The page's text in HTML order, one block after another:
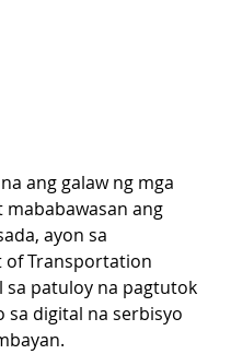
ang galaw ng mga
ang
ayon sa
of Transportation
sa patuloy na pagtutok
sa digital na serbisyo